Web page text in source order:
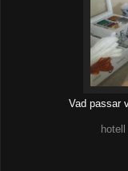
Vad passar